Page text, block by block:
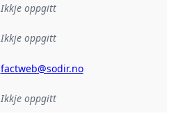
Ikkje oppgitt
Ikkje oppgitt
factweb@sodir.no
Ikkje oppgitt